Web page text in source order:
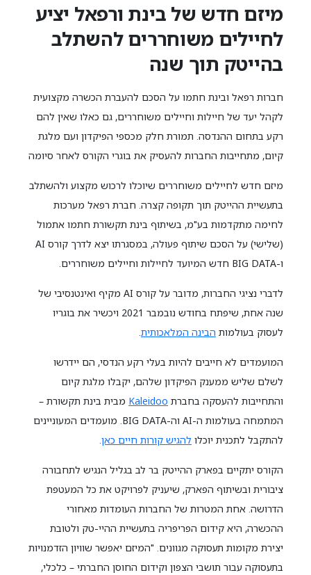
מיזם חדש של בינת ורפאל יציע
לחיילים משוחררים להשתלב
בהייטק תוך שנה
חברות רפאל ובינת חתמו על הסכם להעברת הכשרה מקצועית
לקהל יעד של חיילות וחיילים משוחררים, גם כאלו שאין להם
רקע בתחום ההנדסה. תמורת חלק מכספי הפיקדון ועם מלגת
קיום, מתחייבות החברות להעסיק את בוגרי הקורס לאחר סיומה
מיזם חדש לחיילים משוחררים שיוכלו לרכוש מקצוע ולהשתלב
בתעשיית ההייטק תוך תקופה קצרה. חברת רפאל מערכות
לחימה מתקדמות בע"מ, בשיתוף בינת תקשורת חתמו אתמול
(שלישי) על הסכם שיתוף פעולה, במסגרתו יצא לדרך קורס AI
ו-BIG DATA חדש המיועד לחיילות וחיילים משוחררים.
לדברי נציגי החברות, מדובר על קורס AI מקיף ואינטנסיבי של
שנה אחת, שיפתח בחודש נובמבר 2021 ויכשיר את בוגריו
לעסוק בעולמות הבינה המלאכותית.
המועמדים לא חייבים להיות בעלי רקע הנדסי, הם יידרשו
לשלם שליש ממענק הפיקדון שלהם, יקבלו מלגת קיום
והתחייבות להעסקה בחברת Kaleidoo מבית בינת תקשורת –
המתמחה בעולמות ה-AI וה-BIG DATA. מועמדים המעוניינים
להתקבל לתכנית יוכלו להגיש קורות חיים כאן.
הקורס יתקיים בפארק ההייטק בר לב בגליל הנגיש לתחבורה
ציבורית ובשיתוף הפארק, שיעניק לפרויקט את כל המעטפת
הדרושה. אחת המטרות של החברות העומדות מאחורי
ההכשרה, היא קידום הפריפריה בתעשיית ההיי-טק ולטובת
יצירת מקומות תעסוקה מגוונים. "המיזם יאפשר שוויון הזדמנויות
בתעסוקה עבור תושבי הצפון וקידום החוסן החברתי – כלכלי,